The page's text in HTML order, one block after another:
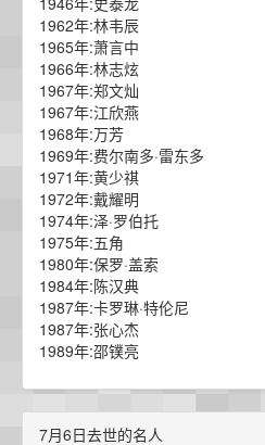
1962年:林韦辰
1965年:萧言中
1966年:林志炫
1967年:郑文灿
1967年:江欣燕
1968年:万芳
1969年:费尔南多·雷东多
1971年:黄少祺
1972年:戴耀明
1974年:泽·罗伯托
1975年:五角
1980年:保罗·盖索
1984年:陈汉典
1987年:卡罗琳·特伦尼
1987年:张心杰
1989年:邵镤亮
7月6日去世的名人